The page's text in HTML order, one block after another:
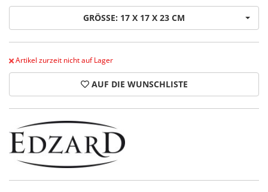
GRÖSSE: 17 X 17 X 23 CM
Artikel zurzeit nicht auf Lager
AUF DIE WUNSCHLISTE